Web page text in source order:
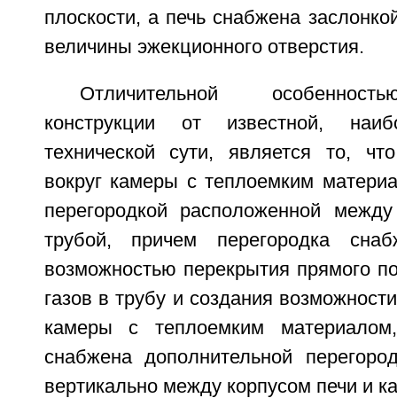
плоскости, а печь снабжена
величины эжекционного отверстия.
Отличительной
конструкции от известной,
технической сути, является то,
вокруг камеры с теплоемким
перегородкой расположенной
трубой, причем перегородка
возможностью перекрытия прямого
газов в трубу и создания
камеры с теплоемким
снабжена дополнительной
вертикально между корпусом печи и